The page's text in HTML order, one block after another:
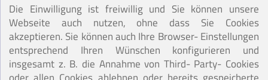
Die Einwilligung ist freiwillig und Sie können unsere
Webseite auch nutzen, ohne dass Sie Cookies
akzeptieren. Sie können auch Ihre Browser- Einstellungen
entsprechend Ihren Wünschen konfigurieren und
insgesamt z. B. die Annahme von Third- Party- Cookies